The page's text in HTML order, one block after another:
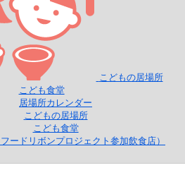
こどもの居場所
こども食堂
居場所カレンダー
こどもの居場所
こども食堂
ードリボンプロジェクト参加飲食店）